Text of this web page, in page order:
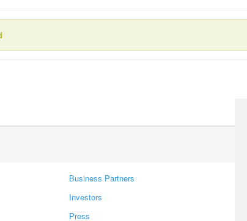
Business Partners
Investors
Press